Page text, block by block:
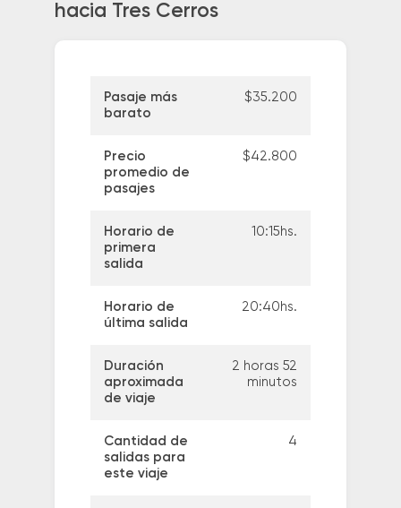
hacia Tres Cerros
Pasaje más
barato
$35.200
Precio
promedio de
pasajes
$42.800
Horario de
primera
salida
10:15hs.
Horario de
última salida
20:40hs.
Duración
aproximada
de viaje
2 horas 52
minutos
Cantidad de
salidas para
este viaje
4